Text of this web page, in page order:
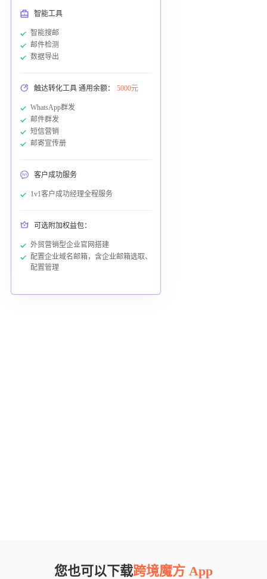
智能工具
智能搜邮
邮件检测
数据导出
触达转化工具 通用余额： 5000元
WhatsApp群发
邮件群发
短信营销
邮寄宣传册
客户成功服务
1v1客户成功经理全程服务
可选附加权益包：
外贸营销型企业官网搭建
配置企业域名邮箱，含企业邮箱选取、
配置管理
您也可以下载跨境魔方 App